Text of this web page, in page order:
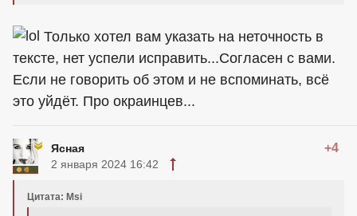
Только хотел вам указать на неточность в
тексте, нет успели исправить...Согласен с вами.
Если не говорить об этом и не вспоминать, всё
это уйдёт. Про окраинцев...
Ясная +4
2 января 2024 16:42
Цитата: Msi